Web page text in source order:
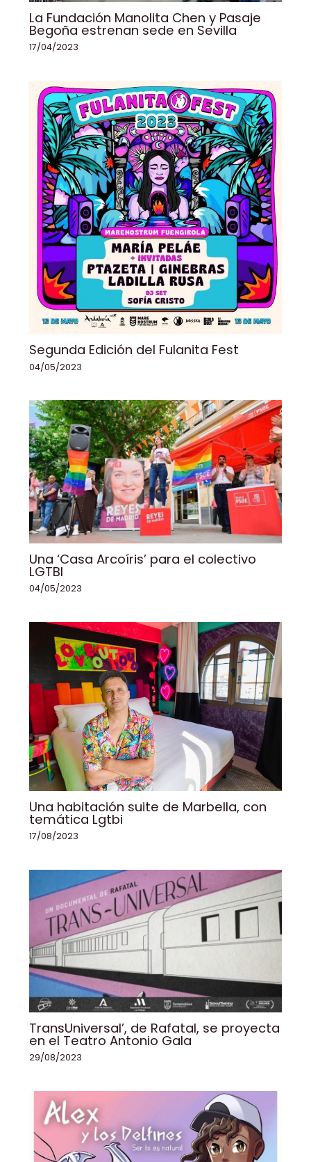
La Fundación Manolita Chen y Pasaje
Begoña estrenan sede en Sevilla
17/04/2023
Segunda Edición del Fulanita Fest
04/05/2023
Una ‘Casa Arcoíris’ para el colectivo
LGTBI
04/05/2023
Una habitación suite de Marbella, con
temática Lgtbi
17/08/2023
TransUniversal’, de Rafatal, se proyecta
en el Teatro Antonio Gala
29/08/2023